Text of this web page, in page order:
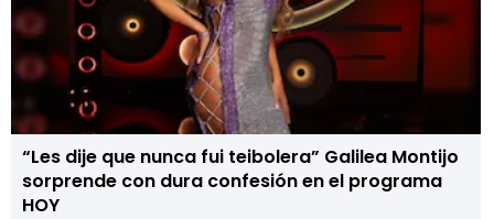
“Les dije que nunca fui teibolera” Galilea Montijo
sorprende con dura confesión en el programa
HOY